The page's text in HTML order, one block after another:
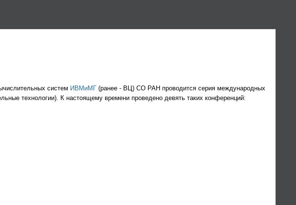
систем ИВМиМГ (ранее - ВЦ) СО РАН проводится серия международных
технологии). К настоящему времени проведено девять таких конференций: